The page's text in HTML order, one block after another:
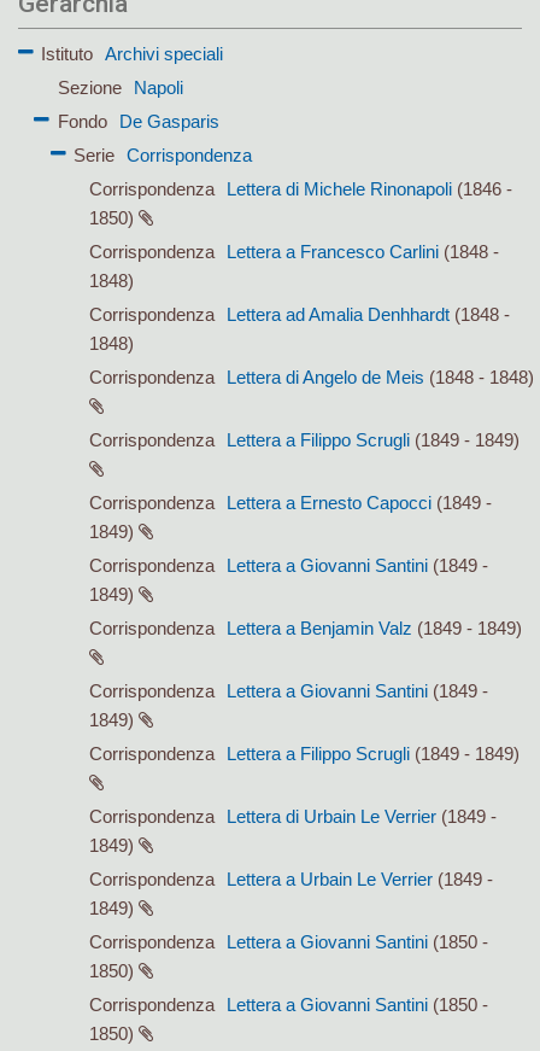
Istituto
Archivi speciali
Sezione
Napoli
Fondo
De Gasparis
Serie Corrispondenza
Corrispondenza
Lettera di Michele Rinonapoli (1846 -
1850)
Corrispondenza
Lettera a Francesco Carlini (1848 -
1848)
Corrispondenza
Lettera ad Amalia Denhhardt (1848 -
1848)
Corrispondenza
Lettera di Angelo de Meis (1848 - 1848)
Corrispondenza Lettera a Filippo Scrugli (1849 - 1849)
Corrispondenza Lettera a Ernesto Capocci (1849 -
1849)
Corrispondenza
Lettera a Giovanni Santini (1849 -
1849)
Corrispondenza
Lettera a Benjamin Valz (1849 - 1849)
Corrispondenza Lettera a Giovanni Santini (1849 -
1849)
Corrispondenza
Lettera a Filippo Scrugli (1849 - 1849)
Corrispondenza Lettera di Urbain Le Verrier (1849 -
1849)
Corrispondenza
Lettera a Urbain Le Verrier (1849 -
1849)
Corrispondenza
Lettera a Giovanni Santini (1850 -
1850)
Corrispondenza
Lettera a Giovanni Santini (1850 -
1850)